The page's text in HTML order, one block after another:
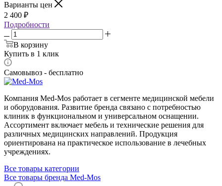
Варианты цен
2 400 ₽
Подробности
В корзину
Купить в 1 клик
Самовывоз - бесплатно
Компания Med-Mos работает в сегменте медицинской мебели
и оборудования. Развитие бренда связано с потребностью
клиник в функциональном и универсальном оснащении.
Ассортимент включает мебель и технические решения для
различных медицинских направлений. Продукция
ориентирована на практическое использование в лечебных
учреждениях.
Все товары категории
Все товары бренда Med-Mos